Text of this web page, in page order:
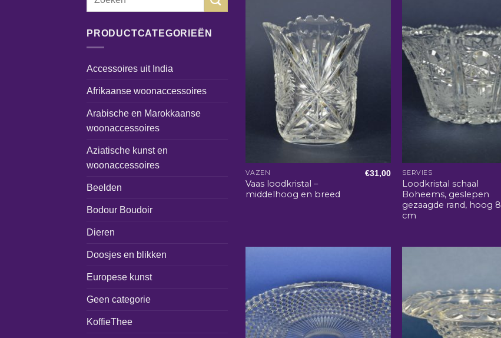
PRODUCTCATEGORIEËN
Accessoires uit India
Afrikaanse woonaccessoires
Arabische en Marokkaanse
woonaccessoires
Aziatische kunst en
woonaccessoires
Beelden
Bodour Boudoir
Dieren
Doosjes en blikken
Europese kunst
Geen categorie
KoffieThee
VAZEN
Vaas loodkristal –
middelhoog en breed
€31,00 SERVIES
Loodkristal schaal
Boheems, geslepen
gezaagde rand, hoog 8
cm